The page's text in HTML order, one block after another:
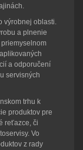
výrobnej oblasti.
a plnenie
a odporučení
servisných
trhu k
produktov pre
reťazce, či
Vo
z rady